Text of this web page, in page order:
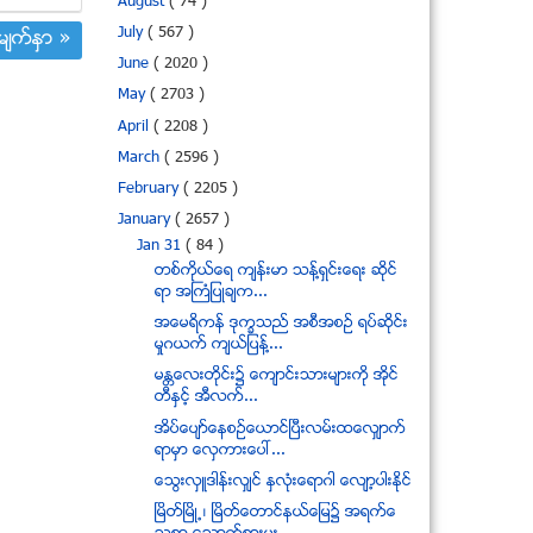
က္ႏွာ »
July( 567 )
June( 2020 )
May( 2703 )
April( 2208 )
March( 2596 )
February( 2205 )
January( 2657 )
Jan 31 ( 84 )
တစ္ကိုယ္ေရ က်န္းမာ သန္႔ရွင္းေရး ဆိုင္
ရာ အႀကံျပဳခ်က...
အေမရိကန္ ဒုကၡသည္ အစီအစဥ္ ရပ္ဆိုင္း
မႈဂယက္ က်ယ္ျပန္႔...
မႏၲေလးတုိင္း၌ ေက်ာင္းသားမ်ားကို အိုင္
တီႏွင့္ အီလက္...
အိပ္ေပ်ာ္ေနစဥ္ေယာင္ျပီးလမ္းထေလွ်ာက္
ရာမွာ ေလွကားေပၚ...
ေသြးလွဴဒါန္းလွ်င္ ႏွလံုးေရာဂါ ေလ်ာ့ပါးႏိုင္
ျမိတ္ၿမိဳ႕၊ ၿမိတ္ေတာင္နယ္ေျမ၌ အရက္ေ